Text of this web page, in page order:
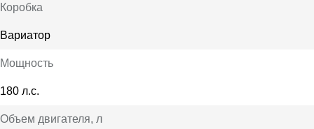
Коробка
Вариатор
Мощность
180 л.с.
Объем двигателя, л